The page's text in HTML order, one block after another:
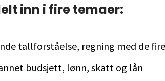
inn i fire temaer:
tallforståelse, regning med de
budsjett, lønn, skatt og lån